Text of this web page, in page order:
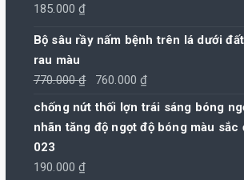
130.000 ₫.
185.000₫
Bộ sâu rầy nấm bệnh trên lá dưới
rau màu
770.000₫
Giá
là:
760.000₫
chống nứt thối lợn trái sáng bóng
nhãn tăng độ ngọt độ bóng màu sắc
023
190.000₫